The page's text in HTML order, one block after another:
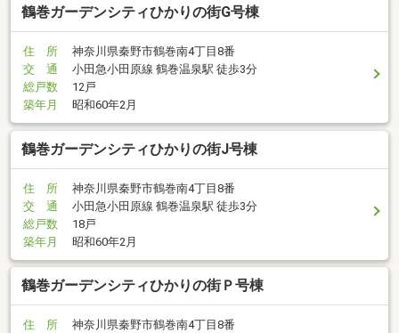
鶴巻ガーデンシティひかりの街G号棟
住 所
神奈川県秦野市鶴巻南4丁目8番
交 通
小田急小田原線 鶴巻温泉駅 徒歩3分
総戸数
12戸
築年月
昭和60年2月
鶴巻ガーデンシティひかりの街J号棟
住 所
神奈川県秦野市鶴巻南4丁目8番
交 通
小田急小田原線 鶴巻温泉駅 徒歩3分
総戸数
18戸
築年月
昭和60年2月
鶴巻ガーデンシティひかりの街Ｐ号棟
住 所
神奈川県秦野市鶴巻南4丁目8番